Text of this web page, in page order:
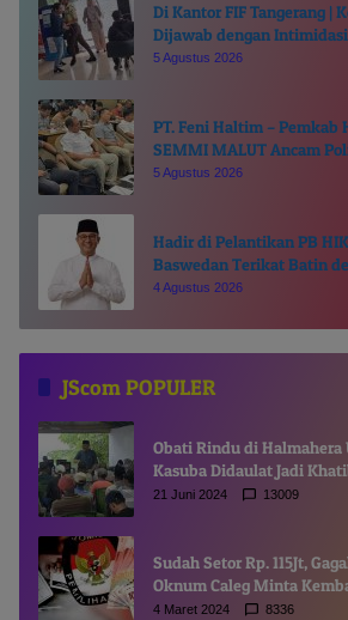
Di Kantor FIF Tangerang |
Dijawab dengan
5 Agustus 2026
PT. Feni Haltim – Pemkab
SEMMI MALUT Ancam
Chairul Richfat
5 Agustus 2026
Hadir di Pelantikan PB
Baswedan Terikat Batin
Kie Raha
4 Agustus 2026
JScom POPULER
Obati Rindu di Halmahera
Kasuba Didaulat Jadi
Gamsungi
21 Juni 2024 13009
Sudah Setor Rp. 115Jt,
Oknum Caleg Minta
Komisioner KPUD
4 Maret 2024 8336